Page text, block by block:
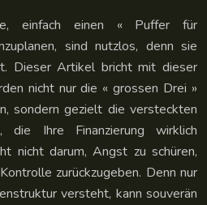
einfach einen « Puffer für
sind nutzlos, denn sie
Dieser Artikel bricht mit dieser
nicht nur die « grossen Drei »
sondern gezielt die versteckten
die Ihre Finanzierung wirklich
nicht darum, Angst zu schüren,
zurückzugeben. Denn nur
versteht, kann souverän